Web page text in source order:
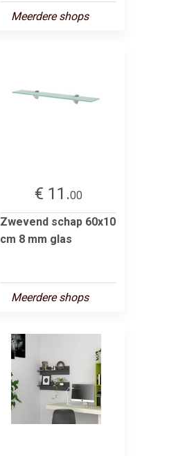
Meerdere shops
€ 11.00
Zwevend schap 60x10
cm 8 mm glas
Meerdere shops